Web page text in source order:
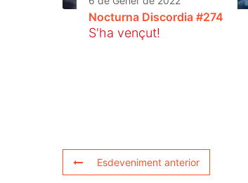
Nocturna Discordia #274
S'ha vençut!
Esdeveniment anterior